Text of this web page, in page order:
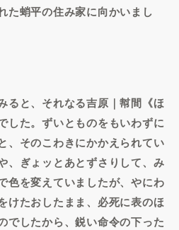
た蛸平の住み家に向かいまし
ると、それなる吉原｜幇間《ほ
した。ずいとものをもいわずに
、そのこわきにかかえられてい
、ぎょッとあとずさりして、み
色を変えていましたが、やにわ
けたおしたまま、必死に表のほ
でしたから、鋭い命令の下った